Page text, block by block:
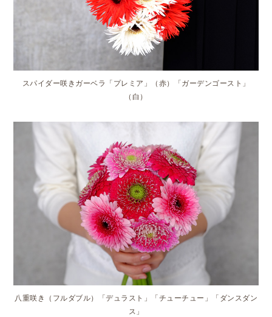
スパイダー咲きガーベラ「プレミア」（赤）「ガーデンゴースト」
（白）
八重咲き（フルダブル）「デュラスト」「チューチュー」「ダンスダン
ス」